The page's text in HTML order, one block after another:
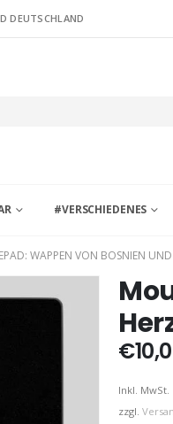
DEUTSCHLAND
#VERSCHIEDENES
WAPPEN VON BOSNIEN
€
Inkl. MwSt.
zzgl.